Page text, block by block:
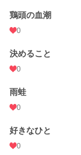
鶏頭の血潮
0
決めること
0
雨蛙
0
好きなひと
0